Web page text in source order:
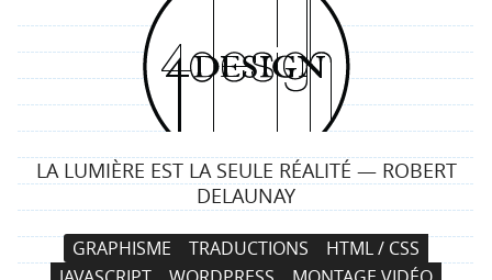
4
d
e
s
i
LA LUMIÈRE EST LA SEULE RÉALITÉ — ROBERT
DELAUNAY
GRAPHISME TRADUCTIONS
HTML / CSS